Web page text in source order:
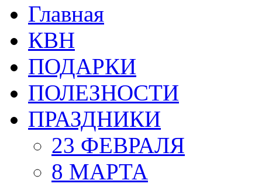
Главная
КВН
ПОДАРКИ
ПОЛЕЗНОСТИ
ПРАЗДНИКИ
23 ФЕВРАЛЯ
8 МАРТА